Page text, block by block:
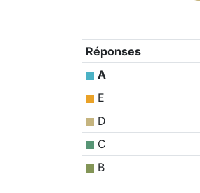
Réponses
A
E
D
C
B